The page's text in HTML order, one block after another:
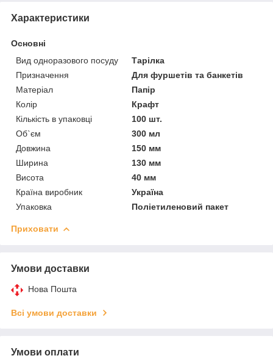
Характеристики
Основні
Вид одноразового посуду
Тарілка
Призначення
Для фуршетів та банкетів
Матеріал
Папір
Колір
Крафт
Кількість в упаковці
100 шт.
Об`єм
300 мл
Довжина
150 мм
Ширина
130 мм
Висота
40 мм
Країна виробник
Україна
Упаковка
Поліетиленовий пакет
Приховати
Умови доставки
Нова Пошта
Всі умови доставки
Умови оплати